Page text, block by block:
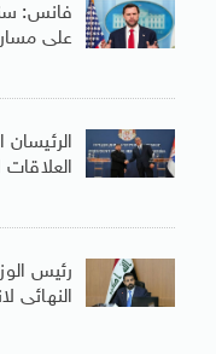
فانس:
على
الرئيسان
العلاقات
النهائى